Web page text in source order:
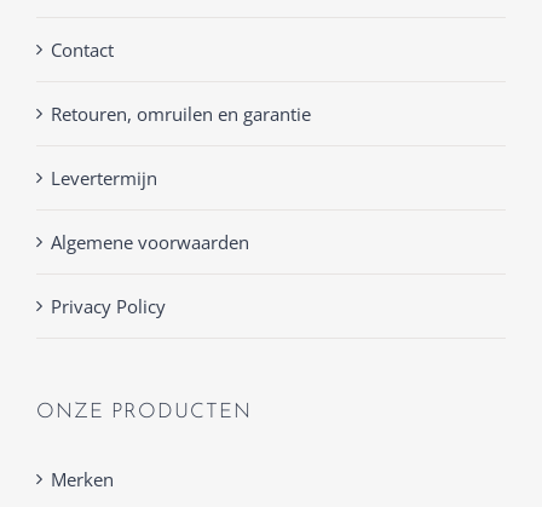
Contact
Retouren, omruilen en garantie
Levertermijn
Algemene voorwaarden
Privacy Policy
ONZE PRODUCTEN
Merken